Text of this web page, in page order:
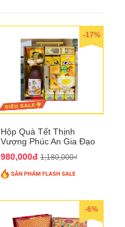
-17%
Hộp Quà Tết Thịnh
Vượng Phúc An Gia Đạo
980,000đ 1,180,000₫
-6%